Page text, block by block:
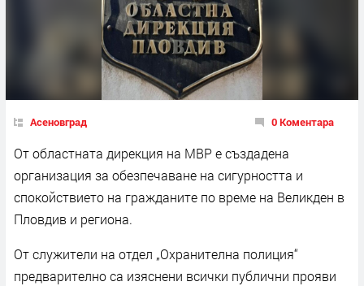
Асеновград 0 Коментара
От областната дирекция на МВР е създадена
организация за обезпечаване на сигурността и
спокойствието на гражданите по време на Великден в
Пловдив и региона.
От служители на отдел „Охранителна полиция“
предварително са изяснени всички публични прояви